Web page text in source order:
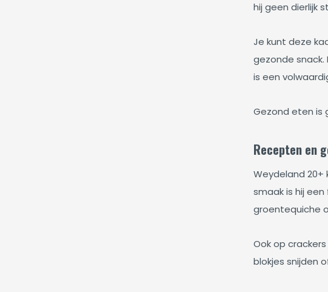
hij geen dierlijk
Je kunt deze
gezonde
is een
Gezond eten is
Recepten en
Weydeland 20+
smaak is hij
groentequiche
Ook op
blokjes snijden